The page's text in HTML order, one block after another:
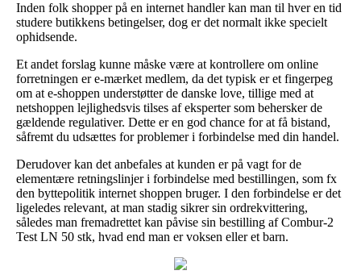
Inden folk shopper på en internet handler kan man til hver en tid
studere butikkens betingelser, dog er det normalt ikke specielt
ophidsende.
Et andet forslag kunne måske være at kontrollere om online
forretningen er e-mærket medlem, da det typisk er et fingerpeg
om at e-shoppen understøtter de danske love, tillige med at
netshoppen lejlighedsvis tilses af eksperter som behersker de
gældende regulativer. Dette er en god chance for at få bistand,
såfremt du udsættes for problemer i forbindelse med din handel.
Derudover kan det anbefales at kunden er på vagt for de
elementære retningslinjer i forbindelse med bestillingen, som fx
den byttepolitik internet shoppen bruger. I den forbindelse er det
ligeledes relevant, at man stadig sikrer sin ordrekvittering,
således man fremadrettet kan påvise sin bestilling af Combur-2
Test LN 50 stk, hvad end man er voksen eller et barn.